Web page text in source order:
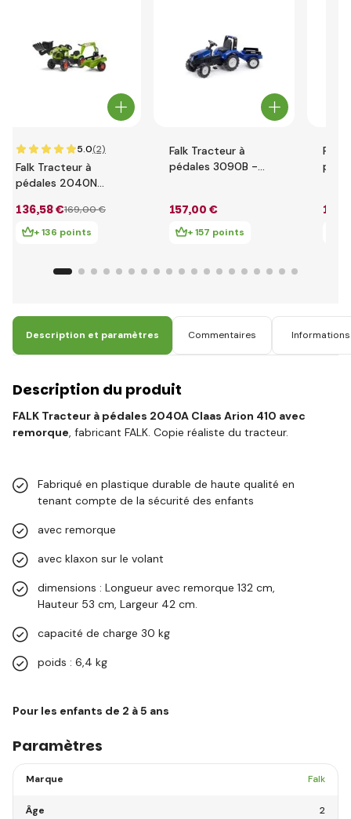
5.0(2)
Falk Tracteur à
pédales 2040N
chargeur, pelle et
remorque
136,58 €169,00 €
+ 136 points
Falk Tracteur à
pédales 3090B -
157,00 €
+ 157 points
Falk
167
Description et paramètres Commentaires
Description du produit
FALK Tracteur à pédales 2040A Claas Arion 410 avec
remorque, fabricant FALK. Copie réaliste du tracteur.
Fabriqué en plastique durable de haute qualité en
tenant compte de la sécurité des enfants
avec remorque
avec klaxon sur le volant
dimensions : Longueur avec remorque 132 cm,
Hauteur 53 cm, Largeur 42 cm.
capacité de charge 30 kg
poids : 6,4 kg
Pour les enfants de 2 à 5 ans
Paramètres
Marque Falk
Âge 2